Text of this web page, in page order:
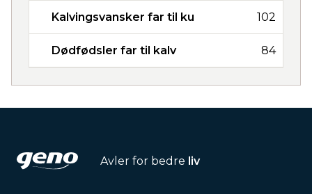
Kalvingsvansker far til ku 102
Dødfødsler far til kalv 84
Avler for bedre liv